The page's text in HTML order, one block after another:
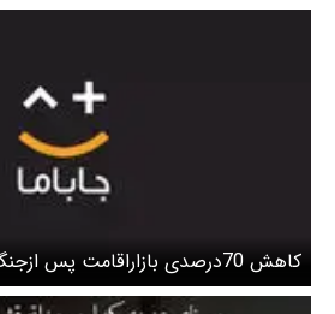
کاهش 70درصدی بازاراقامت پس ازجنگ 12روزه